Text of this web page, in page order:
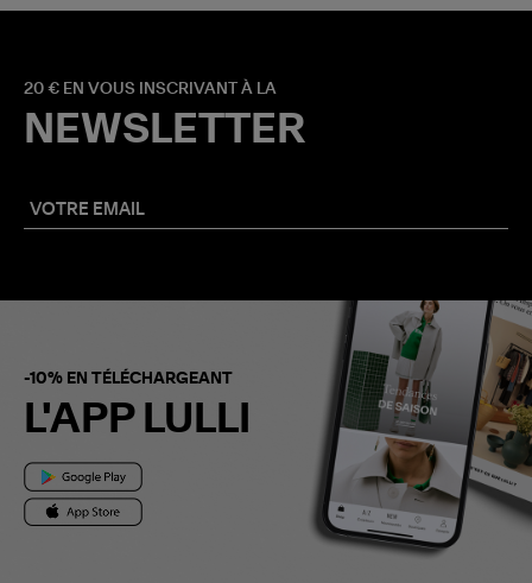
20 € EN VOUS INSCRIVANT À LA
NEWSLETTER
-10% EN TÉLÉCHARGEANT
L'APP LULLI